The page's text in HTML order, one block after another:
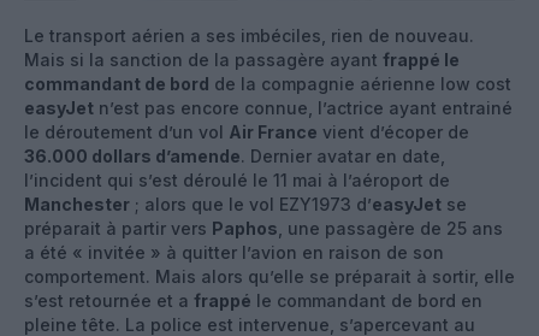
Le transport aérien a ses imbéciles, rien de nouveau.
Mais si la sanction de la passagère ayant frappé le
commandant de bord de la compagnie aérienne low cost
easyJet n’est pas encore connue, l’actrice ayant entrainé
le déroutement d’un vol Air France vient d’écoper de
36.000 dollars d’amende. Dernier avatar en date,
l’incident qui s’est déroulé le 11 mai à l’aéroport de
Manchester ; alors que le vol EZY1973 d’easyJet se
préparait à partir vers Paphos , une passagère de 25 ans
a été « invitée » à quitter l’avion en raison de son
comportement. Mais alors qu’elle se préparait à sortir, elle
s’est retournée et a frappé le commandant de bord en
pleine tête. La police est intervenue, s’apercevant au